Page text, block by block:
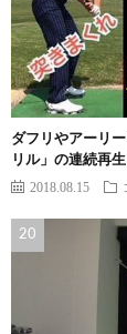
ダフリやアーリ
リル」の連続再
2018.08.15